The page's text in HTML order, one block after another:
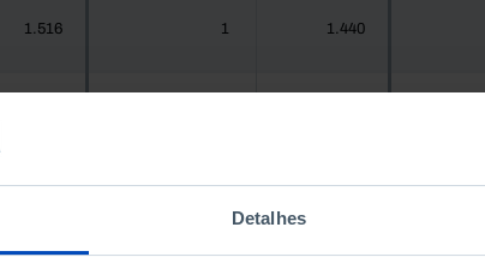
Detalhes
1.516 1 1.440
1.575.679